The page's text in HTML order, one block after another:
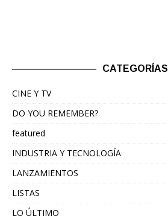
CATEGORÍAS
CINE Y TV
DO YOU REMEMBER?
featured
INDUSTRIA Y TECNOLOGÍA
LANZAMIENTOS
LISTAS
LO ÚLTIMO